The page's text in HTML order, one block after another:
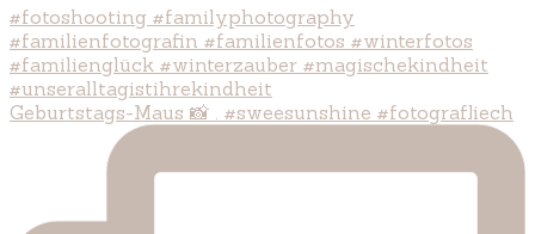
Geburtstags-Maus 📸 . #sweesunshine #fotografliech